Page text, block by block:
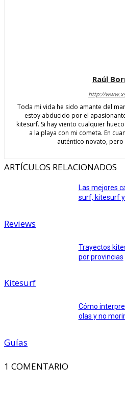
Raúl
http://
Toda mi vida he sido amante del
estoy abducido por el
kitesurf. Si hay viento cualquier
a la playa con mi cometa. En
auténtico novato, pero
ARTÍCULOS RELACIONADOS
Reviews
Las mejores
surf, kitesurf
Kitesurf
Trayectos
por provincias
Guías
Cómo
olas y no
1 COMENTARIO